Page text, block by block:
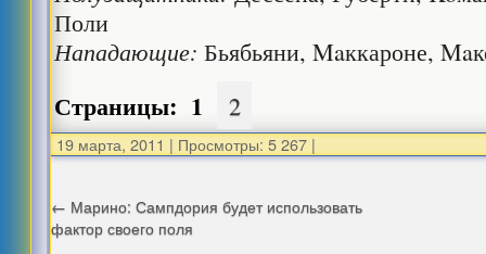
Поли
Нападающие: Бьябьяни, Maккароне,
Страницы: 1 2
19 марта, 2011 | Просмотры: 5 267 |
← Марино: Сампдория будет использовать
фактор своего поля